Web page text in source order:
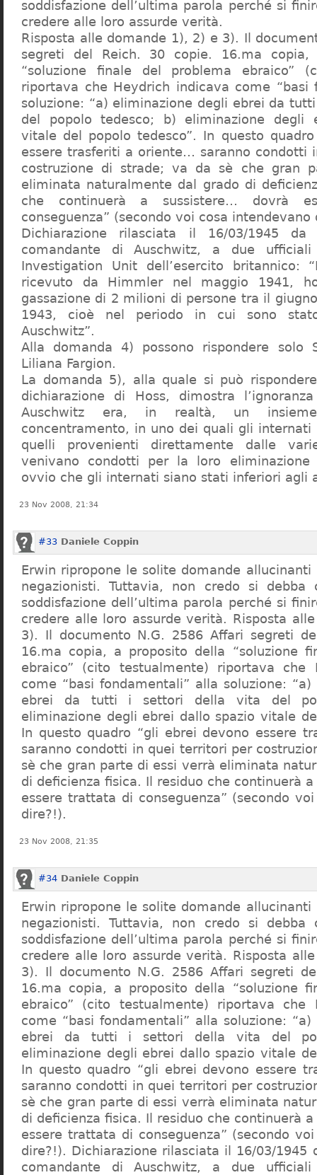
soddisfazione dell’ultima parola perché si
credere alle loro assurde verità.
Risposta alle domande 1), 2) e 3). Il
segreti del Reich. 30 copie. 16.ma copia,
“soluzione finale del problema ebraico”
riportava che Heydrich indicava come “basi
soluzione: “a) eliminazione degli ebrei da
del popolo tedesco; b) eliminazione degli
vitale del popolo tedesco”. In questo
essere trasferiti a oriente… saranno condotti
costruzione di strade; va da sè che gran
eliminata naturalmente dal grado di
che continuerà a sussistere… dovrà
conseguenza” (secondo voi cosa intendevano
Dichiarazione rilasciata il 16/03/1945
comandante di Auschwitz, a due
Investigation Unit dell’esercito britannico:
ricevuto da Himmler nel maggio 1941,
gassazione di 2 milioni di persone tra il
1943, cioè nel periodo in cui sono
Auschwitz”.
Alla domanda 4) possono rispondere solo
Liliana Fargion.
La domanda 5), alla quale si può
dichiarazione di Hoss, dimostra
Auschwitz era, in realtà, un
concentramento, in uno dei quali gli
quelli provenienti direttamente dalle
venivano condotti per la loro eliminazione
ovvio che gli internati siano stati inferiori agli
23 Nov 2008, 21:34
#33 Daniele Coppin
Erwin ripropone le solite domande
negazionisti. Tuttavia, non credo si debba
soddisfazione dell’ultima parola perché si
credere alle loro assurde verità. Risposta
3). Il documento N.G. 2586 Affari segreti
16.ma copia, a proposito della “soluzione
ebraico” (cito testualmente) riportava che
come “basi fondamentali” alla soluzione:
ebrei da tutti i settori della vita del
eliminazione degli ebrei dallo spazio vitale
In questo quadro “gli ebrei devono essere
saranno condotti in quei territori per
sè che gran parte di essi verrà eliminata
di deficienza fisica. Il residuo che continuerà
essere trattata di conseguenza” (secondo
dire?!).
23 Nov 2008, 21:35
#34 Daniele Coppin
Erwin ripropone le solite domande
negazionisti. Tuttavia, non credo si debba
soddisfazione dell’ultima parola perché si
credere alle loro assurde verità. Risposta
3). Il documento N.G. 2586 Affari segreti
16.ma copia, a proposito della “soluzione
ebraico” (cito testualmente) riportava che
come “basi fondamentali” alla soluzione:
ebrei da tutti i settori della vita del
eliminazione degli ebrei dallo spazio vitale
In questo quadro “gli ebrei devono essere
saranno condotti in quei territori per
sè che gran parte di essi verrà eliminata
di deficienza fisica. Il residuo che continuerà
essere trattata di conseguenza” (secondo
dire?!). Dichiarazione rilasciata il 16/03/1945
comandante di Auschwitz, a due